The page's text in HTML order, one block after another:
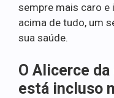
sempre mais caro e
acima de tudo, um
sua saúde.
O Alicerce
está incluso